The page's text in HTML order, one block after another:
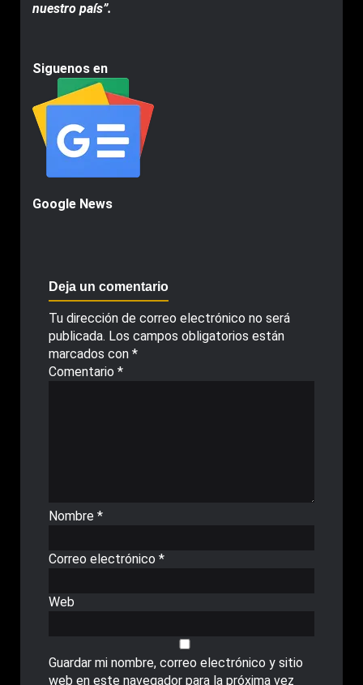
nuestro país”.
Siguenos en
Google News
Deja un comentario
Tu dirección de correo electrónico no será
publicada. Los campos obligatorios están
marcados con *
Comentario *
Nombre *
Correo electrónico *
Web
Guardar mi nombre, correo electrónico y sitio
web en este navegador para la próxima vez